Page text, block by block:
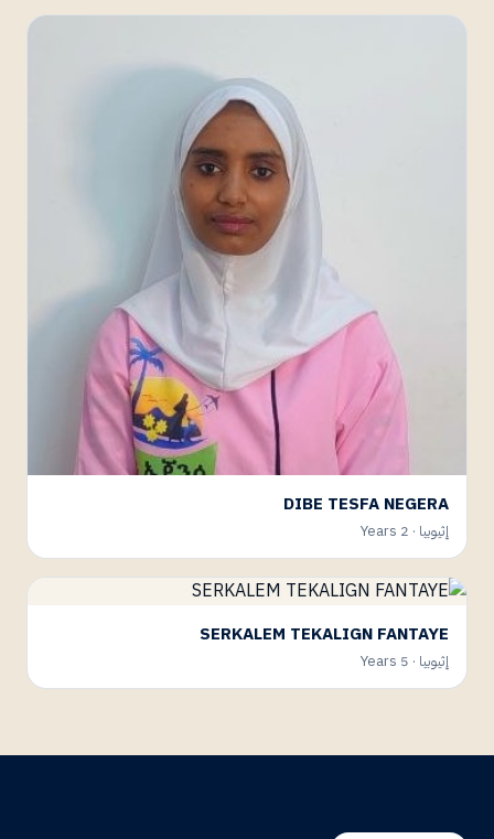
DIBE TESFA NEGERA
إثيوبيا · 2 Years
SERKALEM TEKALIGN FANTAYE
إثيوبيا · 5 Years